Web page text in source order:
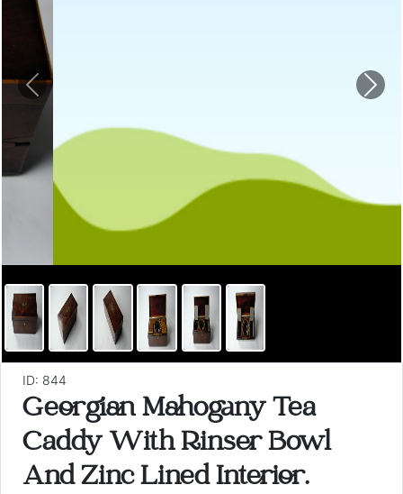
Previous
ID: 844
Georgian Mahogany Tea
Caddy With Rinser Bowl
And Zinc Lined Interior.